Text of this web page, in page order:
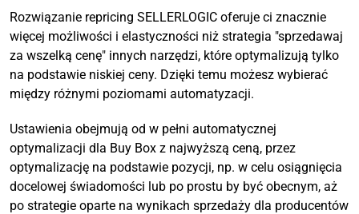
Rozwiązanie repricing SELLERLOGIC oferuje ci znacznie
więcej możliwości i elastyczności niż strategia "sprzedawaj
za wszelką cenę" innych narzędzi, które optymalizują tylko
na podstawie niskiej ceny. Dzięki temu możesz wybierać
między różnymi poziomami automatyzacji.
Ustawienia obejmują od w pełni automatycznej
optymalizacji dla Buy Box z najwyższą ceną, przez
optymalizację na podstawie pozycji, np. w celu osiągnięcia
docelowej świadomości lub po prostu by być obecnym, aż
po strategie oparte na wynikach sprzedaży dla producentów